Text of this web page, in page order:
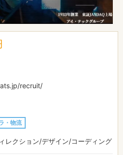
recruit/
・物流
レクション/デザイン/コーディング